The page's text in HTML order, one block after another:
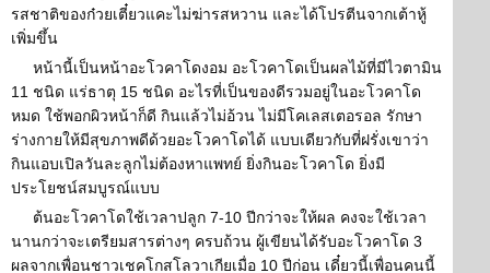
รสชาติของก๋วยเตี๋ยวแคะไม่ฆ่ารสหวาน และได้โปรตีนจากเต้าหู้
เพิ่มขึ้น
หน้านี้เป็นหน้าอะโวคาโดงอม อะโวคาโดเป็นผลไม้ที่มีไวตามิน
11 ชนิด แร่ธาตุ 15 ชนิด อะไรที่เป็นของดีรวมอยู่ในอะโวคาโด
หมด ใช้พอกผิวหน้าก็ดี กินแล้วไม่อ้วน ไม่มีโคเลสเตอรอล รักษา
ร่างกายให้มีสุขภาพดีด้วยอะโวคาโดได้ แบบเดียวกับที่ฝรั่งเขาว่า
กินแอบเปิลวันละลูกไม่ต้องหาแพทย์ ยิ่งกินอะโวคาโด ยิ่งมี
ประโยชน์สมบูรณ์แบบ
ต้นอะโวคาโดใช้เวลาปลูก 7-10 ปีกว่าจะให้ผล คงจะใช้เวลา
นานกว่าจะเตรียมสารต่างๆ ครบถ้วน ผู้เขียนได้รับอะโวคาโด 3
ผลจากเพื่อนชาวเชคโกสโลวาเกียเมื่อ 10 ปีก่อน เดี๋ยวนี้เพื่อนคนนี้